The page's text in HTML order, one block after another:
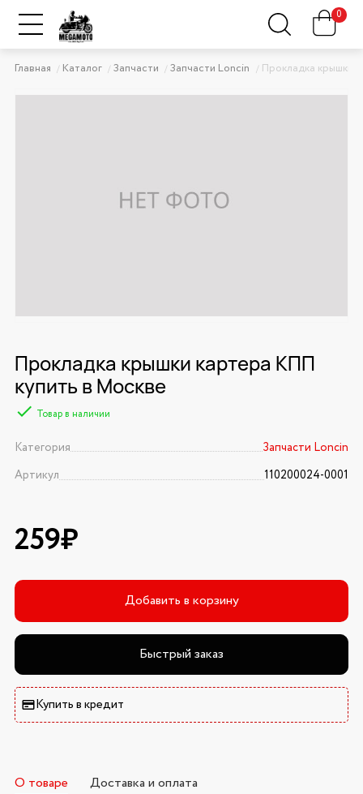
0
Главная Каталог Запчасти Запчасти Loncin Прокладка крышки
Прокладка крышки картера КПП
купить в Москве
Товар в наличии
Категория
Запчасти Loncin
Артикул
110200024-0001
259₽
Добавить в корзину
Быстрый заказ
Купить в кредит
О товаре Доставка и оплата